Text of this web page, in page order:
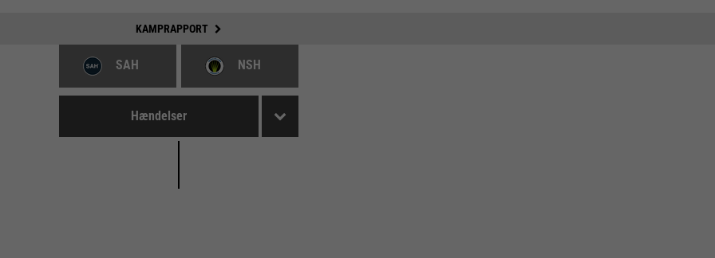
KAMPRAPPORT
SAH NSH
Hændelser